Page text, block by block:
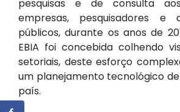
pesquisas e de consulta
empresas, pesquisadores e
públicos, durante os anos de
EBIA foi concebida colhendo
setoriais, deste esforço
um planejamento tecnológico
país.